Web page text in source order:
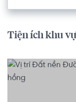
Tiện ích khu